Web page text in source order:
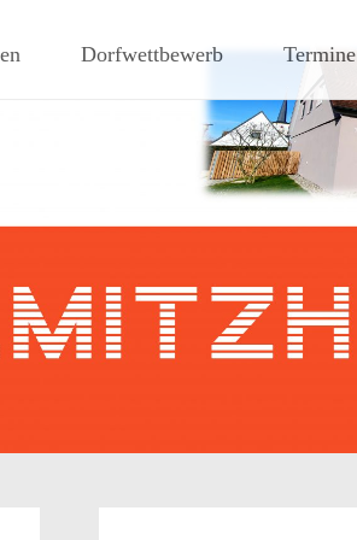
Steigerwaldes
Dorfwettbewerb Termine